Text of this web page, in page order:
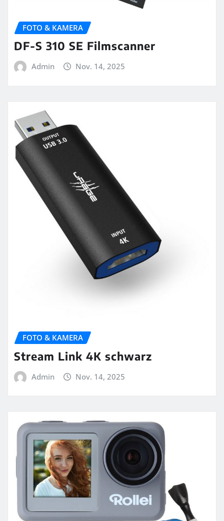
FOTO & KAMERA
DF-S 310 SE Filmscanner
Admin Nov. 14, 2025
FOTO & KAMERA
Stream Link 4K schwarz
Admin Nov. 14, 2025